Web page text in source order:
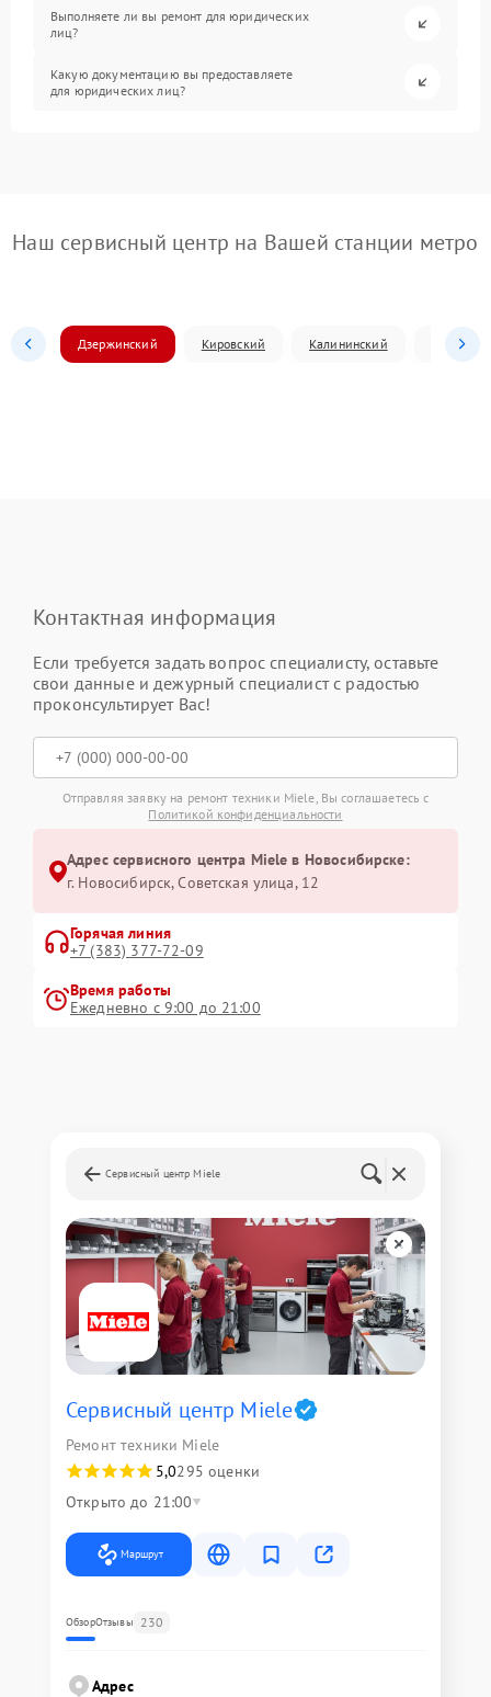
Выполняете ли вы ремонт для юридических
лиц?
Какую документацию вы предоставляете
для юридических лиц?
Наш сервисный центр на Вашей станции метро
Дзержинский Кировский Калининский
Контактная информация
Если требуется задать вопрос специалисту, оставьте
свои данные и дежурный специалист с радостью
проконсультирует Вас!
Отправляя заявку на ремонт техники Miele, Вы соглашаетесь с
Политикой конфиденциальности
Адрес сервисного центра Miele в Новосибирске:
г. Новосибирск, Советская улица, 12
Горячая линия
+7 (383) 377-72-09
Время работы
Ежедневно с 9:00 до 21:00
Сервисный центр Miele
Сервисный центр Miele
Ремонт техники Miele
5,0295 оценки
Открыто до 21:00
Маршрут
ОбзорОтзывы 230
Адрес